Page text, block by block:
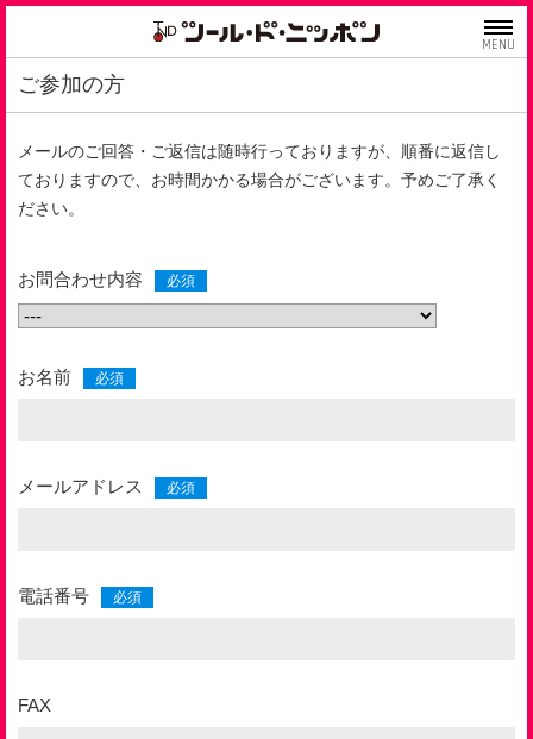
MENU
ご参加の方
メールのご回答・ご返信は随時行っておりますが、順番に返信し
ておりますので、お時間かかる場合がございます。予めご了承く
ださい。
お問合わせ内容
お名前
メールアドレス
電話番号
FAX